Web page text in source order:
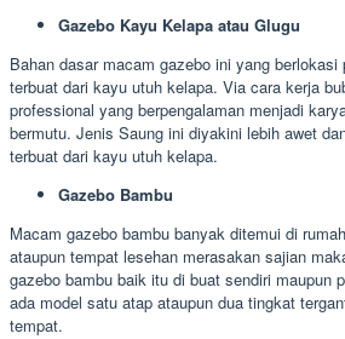
Gazebo Kayu Kelapa atau Glugu
Bahan dasar macam gazebo ini yang berlokasi
terbuat dari kayu utuh kelapa. Via cara kerja
professional yang berpengalaman menjadi
bermutu. Jenis Saung ini diyakini lebih awet
terbuat dari kayu utuh kelapa.
Gazebo Bambu
Macam gazebo bambu banyak ditemui di
ataupun tempat lesehan merasakan sajian
gazebo bambu baik itu di buat sendiri maupun
ada model satu atap ataupun dua tingkat
tempat.